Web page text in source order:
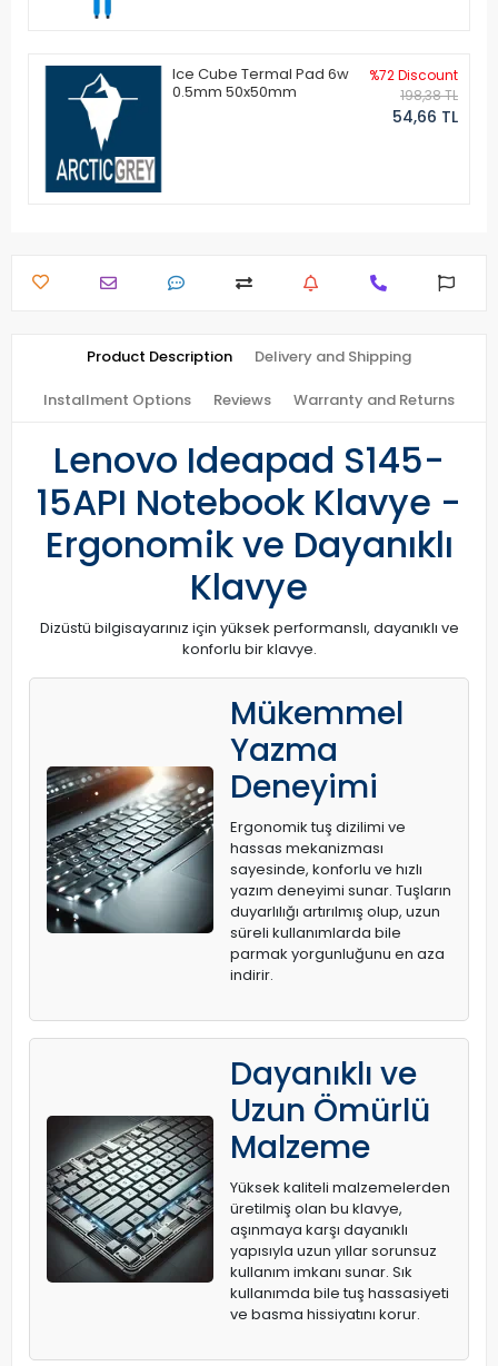
Ice Cube Termal Pad 6w
0.5mm 50x50mm
%72 Discount
198,38 TL
54,66 TL
Product Description Delivery and Shipping
Installment Options Reviews Warranty and Returns
Lenovo Ideapad S145-
15API Notebook Klavye -
Ergonomik ve Dayanıklı
Klavye
Dizüstü bilgisayarınız için yüksek performanslı, dayanıklı ve
konforlu bir klavye.
Mükemmel
Yazma
Deneyimi
Ergonomik tuş dizilimi ve
hassas mekanizması
sayesinde, konforlu ve hızlı
yazım deneyimi sunar. Tuşların
duyarlılığı artırılmış olup, uzun
süreli kullanımlarda bile
parmak yorgunluğunu en aza
indirir.
Dayanıklı ve
Uzun Ömürlü
Malzeme
Yüksek kaliteli malzemelerden
üretilmiş olan bu klavye,
aşınmaya karşı dayanıklı
yapısıyla uzun yıllar sorunsuz
kullanım imkanı sunar. Sık
kullanımda bile tuş hassasiyeti
ve basma hissiyatını korur.